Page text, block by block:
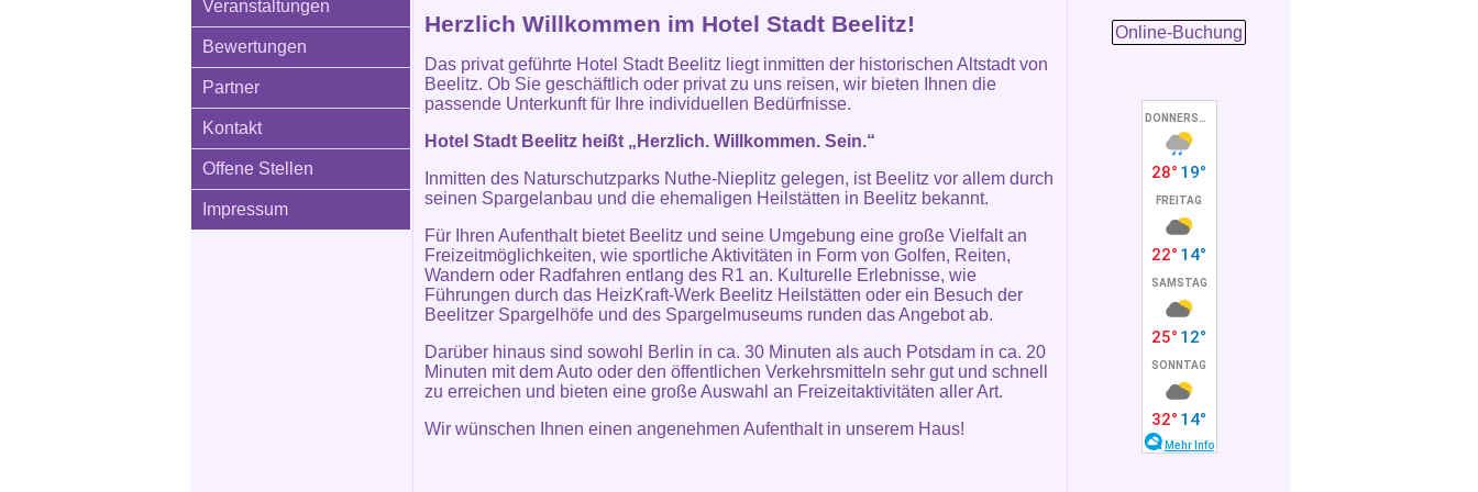
Veranstaltungen
Bewertungen
Partner
Kontakt
Offene Stellen
Impressum
Herzlich Willkommen im Hotel Stadt Beelitz!
Das privat geführte Hotel Stadt Beelitz liegt inmitten der historischen Altstadt von
Beelitz. Ob Sie geschäftlich oder privat zu uns reisen, wir bieten Ihnen die
passende Unterkunft für Ihre individuellen Bedürfnisse.
Hotel Stadt Beelitz heißt „Herzlich. Willkommen. Sein.“
Inmitten des Naturschutzparks Nuthe-Nieplitz gelegen, ist Beelitz vor allem durch
seinen Spargelanbau und die ehemaligen Heilstätten in Beelitz bekannt.
Für Ihren Aufenthalt bietet Beelitz und seine Umgebung eine große Vielfalt an
Freizeitmöglichkeiten, wie sportliche Aktivitäten in Form von Golfen, Reiten,
Wandern oder Radfahren entlang des R1 an. Kulturelle Erlebnisse, wie
Führungen durch das HeizKraft-Werk Beelitz Heilstätten oder ein Besuch der
Beelitzer Spargelhöfe und des Spargelmuseums runden das Angebot ab.
Darüber hinaus sind sowohl Berlin in ca. 30 Minuten als auch Potsdam in ca. 20
Minuten mit dem Auto oder den öffentlichen Verkehrsmitteln sehr gut und schnell
zu erreichen und bieten eine große Auswahl an Freizeitaktivitäten aller Art.
Wir wünschen Ihnen einen angenehmen Aufenthalt in unserem Haus!
Online-Buchung